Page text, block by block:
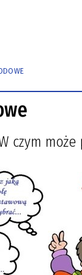
SPORT
czym